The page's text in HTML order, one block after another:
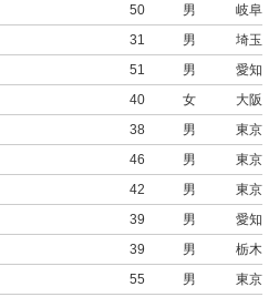
50 男
岐阜県
31 男
埼玉県
51 男
愛知県
40 女
大阪府
38 男
東京都
46 男
東京都
42 男
東京都
39 男
愛知県
39 男
栃木県
55 男
東京都